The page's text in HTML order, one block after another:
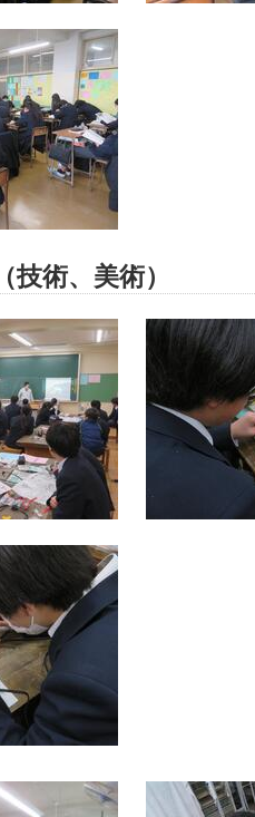
技術、美術）